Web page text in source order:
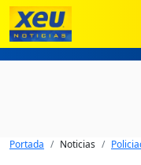
Portada Noticias